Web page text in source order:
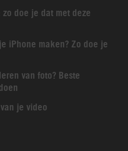
doe je dat met deze
iPhone maken? Zo doe je
van foto? Beste
je video